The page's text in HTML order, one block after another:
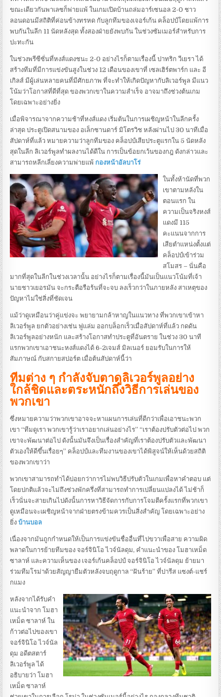
ขณะเดียวกันพาเลซก็พ่ายแพ้ ในเกมเปิดบ้านถล่มอาร์เซนอล 2-0 ชาว
ลอนดอนมีสถิติที่ค่อนข้างทรหด กับลูกทีมของเจอร์เก้น คล็อปป์โดยแพ้การ
พบกันในลีก 11 นัดหลังสุด ทั้งสองฝ่ายยังพบกัน ในช่วงซัมเมอร์สําหรับการ
ปะทะกัน
ในช่วงพรีซีซั่นที่หงส์แดงชนะ 2-0 อย่างไรก็ตามเรื่องนี้ ปาทริก วีเยรา ได้
สร้างทีมที่มีการแข่งขันสูงในช่วง 12 เดือนของเขาที่ เซลเฮิร์ตพาร์ก และ อี
เกิลส์ มีผู้เล่นหลายคนที่มีศักยภาพ ที่จะทําให้เกิดปัญหากับลิเวอร์พูล มีแนว
โน้มว่าโอกาสที่ดีที่สุด ของพวกเขาในความสําเร็จ อาจมาถึงช่วงต้นเกม
โดยเฉพาะอย่างยิ่ง
เมื่อพิจารณาจากความช้าที่หงส์แดง เริ่มต้นในการเผชิญหน้าในลีกครั้ง
ล่าสุด ประตูเปิดสนามของ อเล็กซานดาร์ มิโตรวิช หลังผ่านไป 30 นาทีเมื่อ
สัปดาห์ที่แล้ว หมายความว่าลูกทีมของ คล็อปป์เสียประตูแรกใน 5 นัดหลัง
สุดในลีก ลิเวอร์พูลทําผลงานได้ดีใน การเป็นข้อยกเว้นของกฎ ดังกล่าวและ
สามารถหลีกเลี่ยงความพ่ายแพ้ กองหน้าอัลบาโร่
ในทั้งห้านัดที่พวก
เขาตามหลังใน
ตอนแรก ใน
ความเป็นจริงหงส์
แดงมี 115
คะแนนจากการ
เสียตําแหน่งตั้งแต่
คล็อปป์เข้าร่วม
สโมสร – นั่นคือ
มากที่สุดในลีกในช่วงเวลานั้น อย่างไรก็ตามเรื่องนี้มันเป็นแนวโน้มที่เจ้า
นายชาวเยอรมัน จะกระตือรือร้นที่จะจบ ลงเร็วกว่าในภายหลัง สาเหตุของ
ปัญหาไม่ใช่สิ่งที่ชัดเจน
แม้ว่าดูเหมือนว่าคู่แข่งจะ พยายามกล้าหาญในแนวทาง ที่พวกเขาเข้าหา
ลิเวอร์พูล ยกตัวอย่างเช่น ฟูแล่ม ออกบล็อกเร็วเมื่อสัปดาห์ที่แล้ว กดดัน
ลิเวอร์พูลอย่างหนัก และสร้างโอกาสทําประตูที่อันตราย ในช่วง 30 นาที
แรกพวกเขาเอาชนะหงส์แดงได้ 6-2เจมส์ มิลเนอร์ ยอมรับในการให้
สัมภาษณ์ กับสกายสปอร์ต เมื่อต้นสัปดาห์นี้ว่า
ทีมต่าง ๆ กําลังจับตาดูลิเวอร์พูลอย่าง
ใกล้ชิดและตระหนักถึงวิธีการเล่นของ
พวกเขา
ซึ่งหมายความว่าพวกเขาอาจจะหาแผนการเล่นที่ดีกว่าเพื่อเอาชนะพวก
เขา “ทีมดูเรา พวกเขารู้ว่าเราอยากเล่นอย่างไร” “เราต้องปรับตัวต่อไป พวก
เขาจะพัฒนาต่อไป ดังนั้นมันจึงเป็นเรื่องสําคัญที่เราต้องปรับตัวและพัฒนา
ตัวเองให้ดีขึ้นเรื่อยๆ” คล็อปป์และทีมงานของเขาได้พิสูจน์ให้เห็นด้วยสถิติ
ของพวกเขาว่า
พวกเขาสามารถทําได้บ่อยกว่าการไม่พบวิธีปรับตัวในเกมเพื่อหาคําตอบ แต่
โดยปกติแล้วจะไม่ถึงช่วงพักครึ่งที่สามารถทําการเปลี่ยนแปลงได้ ไม่ช้าก็
เร็วนั่นจะสายเกินไปดังนั้นการหาวิธีจัดการกับการโจมตีครั้งแรกที่พวกเขา
ดูเหมือนจะเผชิญหน้าจากฝ่ายตรงข้ามควรเป็นสิ่งสําคัญ โดยเฉพาะอย่าง
ยิ่งบ้านบอล
เนื่องจากมันถูกกําหนดให้เป็นการแข่งขันชื่ออื่นที่ไปขวาเพื่อสาย ความผิด
พลาดในการย้ายทีมของ จอร์จินิโอ ไวจ์นัลดุม, คําแนะนําของ โมฮาเหม็ด
ซาลาห์ และความเห็นของ เจอร์เก้นคล็อปป์ จอร์จินิโอ ไวจ์นัลดุม ย้ายมา
ร่วมทีมโรม่าด้วยสัญญายืมตัวหลังจบฤดูกาล “ฝันร้าย” ที่ปารีส แซงต์-แชร์
กแมง
หลังจากได้รับคํา
แนะนําจาก โมฮา
เหม็ด ซาลาห์ ใน
ก้าวต่อไปของเขา
จอร์จินิโอ ไวจ์นัล
ดุม อดีตสตาร์
ลิเวอร์พูล ได้
อธิบายว่า โมฮา
เหม็ด ซาลาห์